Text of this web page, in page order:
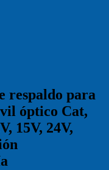
respaldo para
óptico Cat,
15V, 24V,